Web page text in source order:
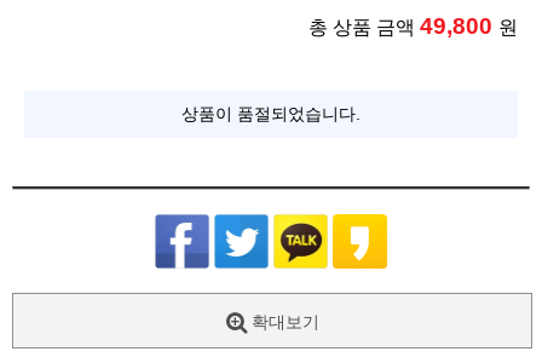
총 상품 금액 49,800 원
상품이 품절되었습니다.
확대보기